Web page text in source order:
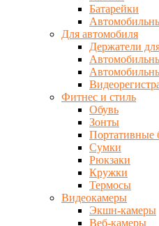
Батарейки
Для автомобиля
Держатели
Фитнес и стиль
Обувь
Зонты
Портативные
Сумки
Рюкзаки
Кружки
Термосы
Видеокамеры
Экшн-камеры
Веб-камеры